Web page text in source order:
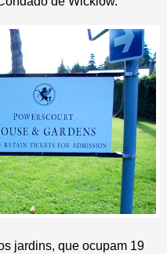
jardins, que ocupam 19